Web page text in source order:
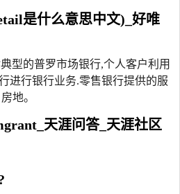
是什么意思中文)_好唯
型的普罗市场银行,个人客户利用
进行银行业务.零售银行提供的服
地。
天涯问答_天涯社区